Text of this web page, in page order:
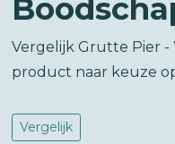
Vergelijk Grutte Pier -
product naar keuze
Vergelijk